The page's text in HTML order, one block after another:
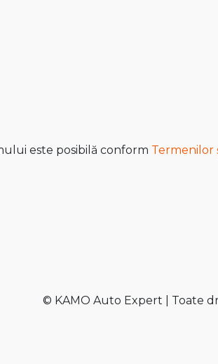
este posibilă conform Termenilor
© KAMO Auto Expert | Toate